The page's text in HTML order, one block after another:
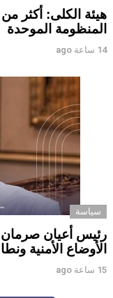
المنظومة الموحدة
14 ساعة ago
سياسة
رئيس أعيان صرمان
الأوضاع الأمنية
15 ساعة ago